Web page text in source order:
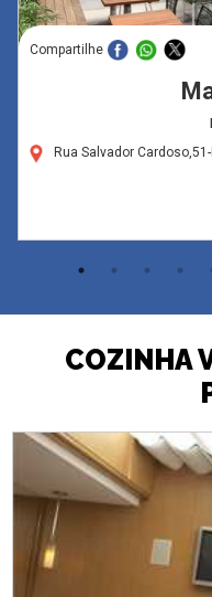
Compartilhe
Rua Salvador
COZINHA